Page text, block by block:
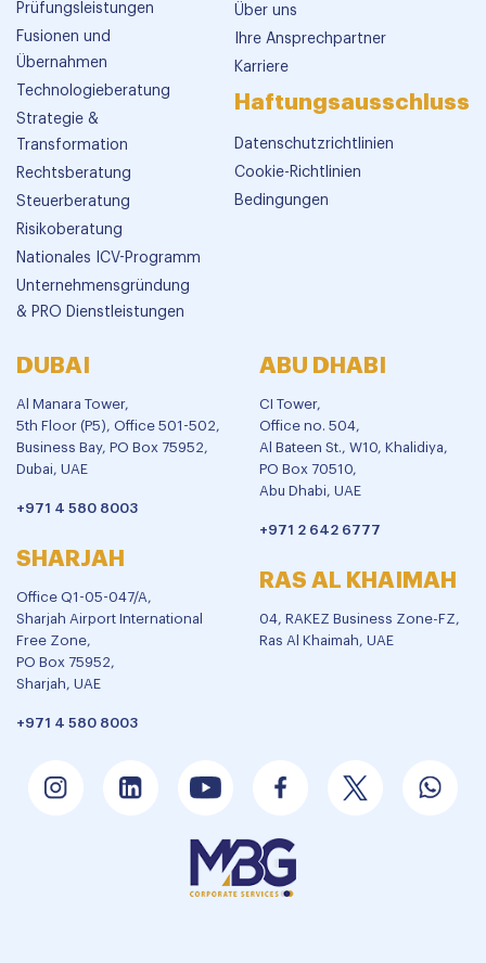
Prüfungsleistungen
Fusionen und
Übernahmen
Technologieberatung
Strategie &
Transformation
Rechtsberatung
Steuerberatung
Risikoberatung
Nationales ICV-Programm
Unternehmensgründung
& PRO Dienstleistungen
Über uns
Ihre Ansprechpartner
Karriere
Haftungsausschluss
Datenschutzrichtlinien
Cookie-Richtlinien
Bedingungen
DUBAI
Al Manara Tower,
5th Floor (P5), Office 501-502,
Business Bay, PO Box 75952,
Dubai, UAE
+971 4 580 8003
SHARJAH
Office Q1-05-047/A,
Sharjah Airport International
Free Zone,
PO Box 75952,
Sharjah, UAE
+971 4 580 8003
ABU DHABI
CI Tower,
Office no. 504,
Al Bateen St., W10, Khalidiya,
PO Box 70510,
Abu Dhabi, UAE
+971 2 642 6777
RAS AL KHAIMAH
04, RAKEZ Business Zone-FZ,
Ras Al Khaimah, UAE